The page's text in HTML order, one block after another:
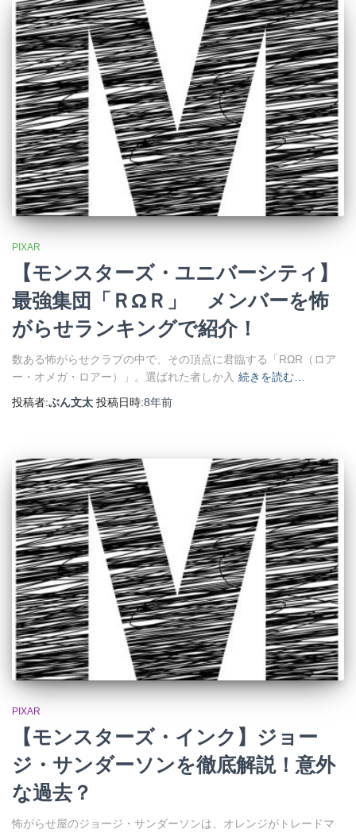
PIXAR
【モンスターズ・ユニバーシティ】
最強集団「ＲΩＲ」 メンバーを怖
がらせランキングで紹介！
数ある怖がらせクラブの中で、その頂点に君臨する「RΩR（ロア
ー・オメガ・ロアー）」。選ばれた者しか入 続きを読む…
投稿者:ぶん文太 投稿日時:8年前
PIXAR
【モンスターズ・インク】ジョー
ジ・サンダーソンを徹底解説！意外
な過去？
怖がらせ屋のジョージ・サンダーソンは、オレンジがトレードマ